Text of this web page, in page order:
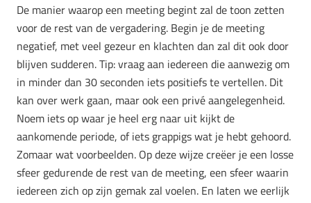
De manier waarop een meeting begint zal de toon zetten
voor de rest van de vergadering. Begin je de meeting
negatief, met veel gezeur en klachten dan zal dit ook door
blijven sudderen. Tip: vraag aan iedereen die aanwezig om
in minder dan 30 seconden iets positiefs te vertellen. Dit
kan over werk gaan, maar ook een privé aangelegenheid.
Noem iets op waar je heel erg naar uit kijkt de
aankomende periode, of iets grappigs wat je hebt gehoord.
Zomaar wat voorbeelden. Op deze wijze creëer je een losse
sfeer gedurende de rest van de meeting, een sfeer waarin
iedereen zich op zijn gemak zal voelen. En laten we eerlijk